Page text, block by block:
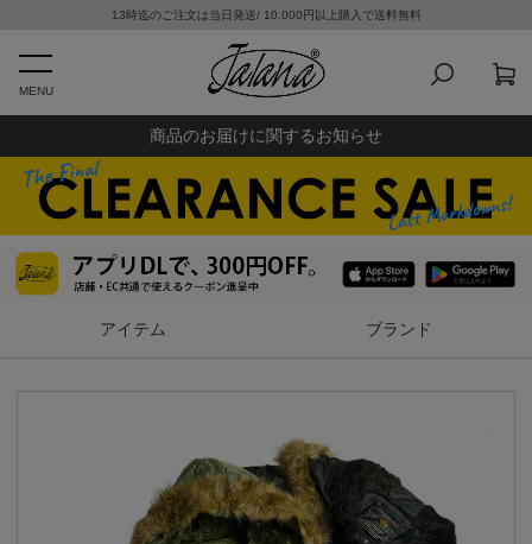
13時迄のご注文は当日発送/ 10,000円以上購入で送料無料
MENU
商品のお届けに関するお知らせ
アイテム ブランド